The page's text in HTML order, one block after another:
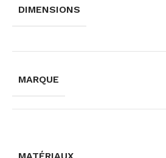
DIMENSIONS
MARQUE